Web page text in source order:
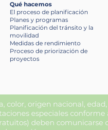
Qué hacemos
El proceso de planificación
Planes y programas
Planificación del tránsito y la
movilidad
Medidas de rendimiento
Proceso de priorización de
proyectos
origen nacional,
especiales conforme
deben comunicarse